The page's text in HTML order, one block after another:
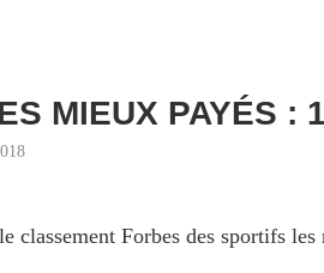
MIEUX PAYÉS :
classement Forbes des sportifs